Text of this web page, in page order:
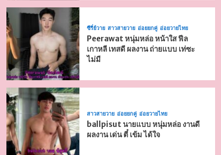
ซีรี่ย์วาย สาวสายวาย อ่อยยกคู่ อ่อยวายไทย
Peerawat หนุ่มหล่อ หน้าใส ฟีล
เกาหลี เทสดี ผลงาน ถ่ายแบบ เท่ซะ
ไม่มี
สาวสายวาย อ่อยยกคู่ อ่อยวายไทย
ballpisut นายแบบ หนุ่มหล่อ งานดี
ผลงาน เด่น ตี๋ เข้ม ได้ใจ